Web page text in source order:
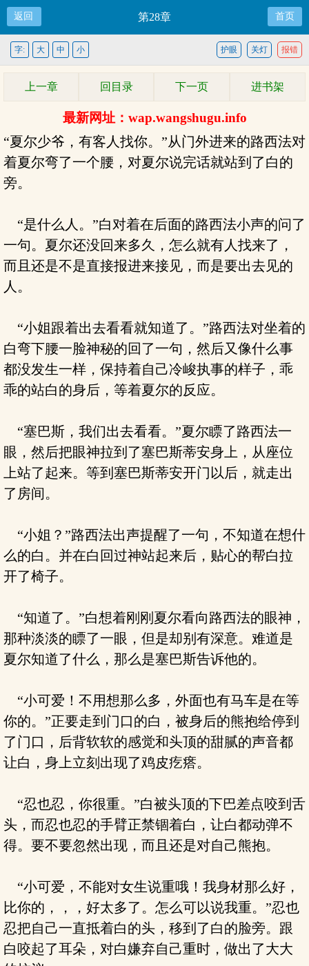
返回 第28章 首页
报错
关灯
护眼
字: 大 中 小
上一章 回目录 下一页 进书架
最新网址：wap.wangshugu.info
“夏尔少爷，有客人找你。”从门外进来的路西法对
着夏尔弯了一个腰，对夏尔说完话就站到了白的
旁。
“是什么人。”白对着在后面的路西法小声的问了
一句。夏尔还没回来多久，怎么就有人找来了，
而且还是不是直接报进来接见，而是要出去见的
人。
“小姐跟着出去看看就知道了。”路西法对坐着的
白弯下腰一脸神秘的回了一句，然后又像什么事
都没发生一样，保持着自己冷峻执事的样子，乖
乖的站白的身后，等着夏尔的反应。
“塞巴斯，我们出去看看。”夏尔瞟了路西法一
眼，然后把眼神拉到了塞巴斯蒂安身上，从座位
上站了起来。等到塞巴斯蒂安开门以后，就走出
了房间。
“小姐？”路西法出声提醒了一句，不知道在想什
么的白。并在白回过神站起来后，贴心的帮白拉
开了椅子。
“知道了。”白想着刚刚夏尔看向路西法的眼神，
那种淡淡的瞟了一眼，但是却别有深意。难道是
夏尔知道了什么，那么是塞巴斯告诉他的。
“小可爱！不用想那么多，外面也有马车是在等
你的。”正要走到门口的白，被身后的熊抱给停到
了门口，后背软软的感觉和头顶的甜腻的声音都
让白，身上立刻出现了鸡皮疙瘩。
“忍也忍，你很重。”白被头顶的下巴差点咬到舌
头，而忍也忍的手臂正禁锢着白，让白都动弹不
得。要不要忽然出现，而且还是对自己熊抱。
“小可爱，不能对女生说重哦！我身材那么好，
比你的，，，好太多了。怎么可以说我重。”忍也
忍把自己一直抵着白的头，移到了白的脸旁。跟
白咬起了耳朵，对白嫌弃自己重时，做出了大大